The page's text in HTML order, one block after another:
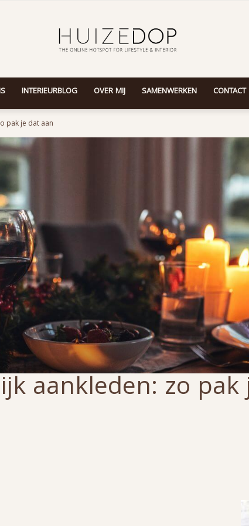
INTERIEURBLOG OVER MIJ SAMENWERKEN CONTACT
pak je dat aan
aankleden: zo pak